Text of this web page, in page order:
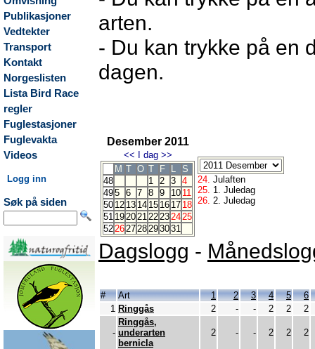
Publikasjoner
Vedtekter
Transport
Kontakt
Norgeslisten
Lista Bird Race
regler
Fuglestasjoner
Fuglevakta
Videos
Logg inn
Søk på siden
arten.
- Du kan trykke på en
dagen.
Desember 2011
<< I dag >>
M T O T F L
S
48
1 2 3 4
495 6 7 8 9 10 11
50 12 13 14 15 16 17 18
51 19202122232425
52262728293031
24. Julaften
25. 1. Juledag
26. 2. Juledag
Dagslogg -
# Art 1 2 3 4 5
6
1 Ringgås 2 - - 2 2 2
-
Ringgås,
underarten
bernicla
2 - - 2 2 2